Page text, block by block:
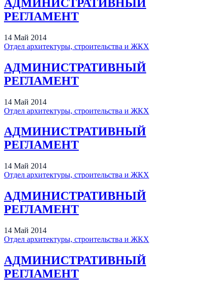
АДМИНИСТРАТИВНЫЙ
РЕГЛАМЕНТ
14 Май 2014
Отдел архитектуры, строительства и ЖКХ
АДМИНИСТРАТИВНЫЙ
РЕГЛАМЕНТ
14 Май 2014
Отдел архитектуры, строительства и ЖКХ
АДМИНИСТРАТИВНЫЙ
РЕГЛАМЕНТ
14 Май 2014
Отдел архитектуры, строительства и ЖКХ
АДМИНИСТРАТИВНЫЙ
РЕГЛАМЕНТ
14 Май 2014
Отдел архитектуры, строительства и ЖКХ
АДМИНИСТРАТИВНЫЙ
РЕГЛАМЕНТ